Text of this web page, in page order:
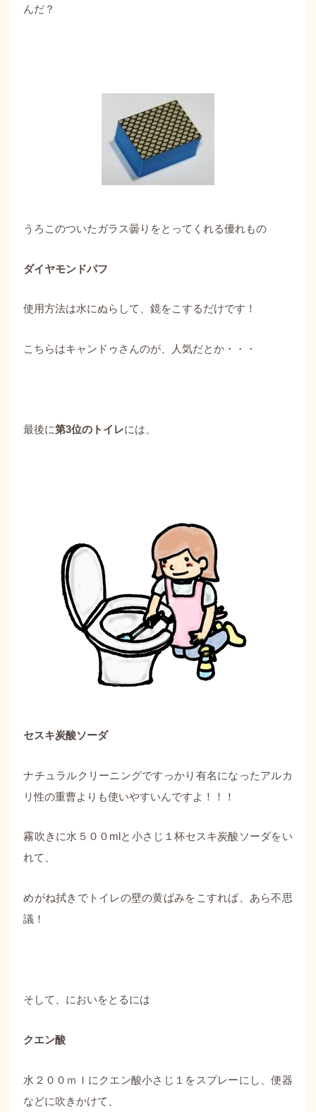
んだ？
うろこのついたガラス曇りをとってくれる優れもの
ダイヤモンドパフ
使用方法は水にぬらして、鏡をこするだけです！
こちらはキャンドゥさんのが、人気だとか・・・
最後に第3位のトイレには、
セスキ炭酸ソーダ
ナチュラルクリーニングですっかり有名になったアルカ
リ性の重曹よりも使いやすいんですよ！！！
霧吹きに水５００mlと小さじ１杯セスキ炭酸ソーダをい
れて、
めがね拭きでトイレの壁の黄ばみをこすれば、あら不思
議！
そして、においをとるには
クエン酸
水２００ｍｌにクエン酸小さじ１をスプレーにし、便器
などに吹きかけて、